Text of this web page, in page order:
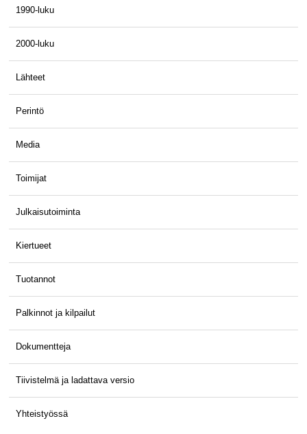
1990-luku
2000-luku
Lähteet
Perintö
Media
Toimijat
Julkaisutoiminta
Kiertueet
Tuotannot
Palkinnot ja kilpailut
Dokumentteja
Tiivistelmä ja ladattava versio
Yhteistyössä